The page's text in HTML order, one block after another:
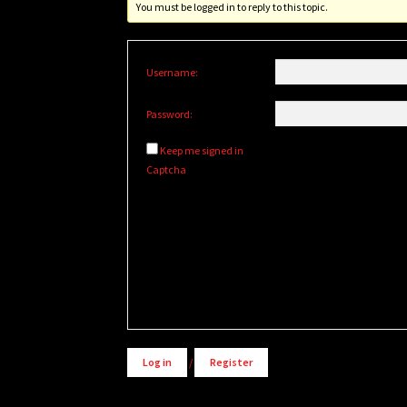
You must be logged in to reply to this topic.
Username:
Password:
Keep me signed in
Captcha
Log in / Register